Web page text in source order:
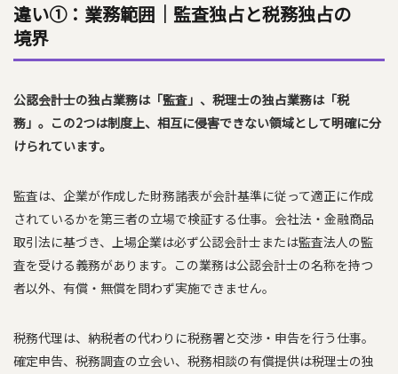
違い①：業務範囲｜監査独占と税務独占の
境界
公認会計士の独占業務は「監査」、税理士の独占業務は「税
務」。この2つは制度上、相互に侵害できない領域として明確に分
けられています。
監査は、企業が作成した財務諸表が会計基準に従って適正に作成
されているかを第三者の立場で検証する仕事。会社法・金融商品
取引法に基づき、上場企業は必ず公認会計士または監査法人の監
査を受ける義務があります。この業務は公認会計士の名称を持つ
者以外、有償・無償を問わず実施できません。
税務代理は、納税者の代わりに税務署と交渉・申告を行う仕事。
確定申告、税務調査の立会い、税務相談の有償提供は税理士の独